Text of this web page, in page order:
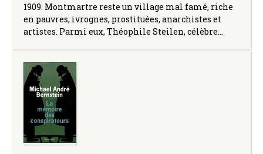
1909. Montmartre reste un village mal famé, riche
en pauvres, ivrognes, prostituées, anarchistes et
artistes. Parmi eux, Théophile Steilen, célèbre…